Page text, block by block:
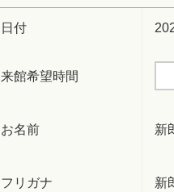
日付
来館希望時間
お名前 新
フリガナ 新